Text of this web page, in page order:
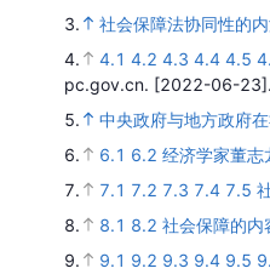
3.
社会保障法协同性的
4.
4.1 4.2 4.3 4.4 4.5
pc.gov.cn. [2022-06-
5.
中央政府与地方政府
6.
6.1 6.2 经济学家董志
7.
7.1 7.2 7.3 7.4 7.5
8.
8.1 8.2 社会保障的内
9.
9.1 9.2 9.3 9.4 9.5